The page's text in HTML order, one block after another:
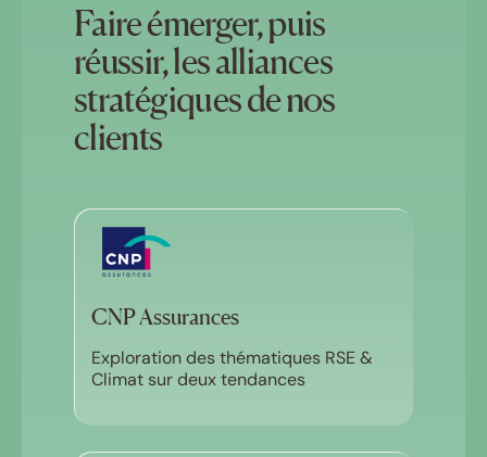
Faire émerger, puis
réussir, les alliances
stratégiques de nos
clients
CNP Assurances
Exploration des thématiques RSE &
Climat sur deux tendances